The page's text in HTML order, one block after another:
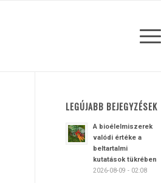
LEGÚJABB BEJEGYZÉSEK
A bioélelmiszerek
valódi értéke a
beltartalmi
kutatások tükrében
2026-08-09 - 02:08